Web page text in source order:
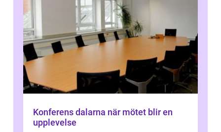
Konferens dalarna när mötet blir en
upplevelse